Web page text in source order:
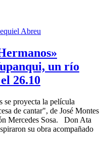
Abreu
un río
26.10
se proyecta la película
de cantar", de José Montes
Mercedes Sosa. Don Ata
su obra acompañado